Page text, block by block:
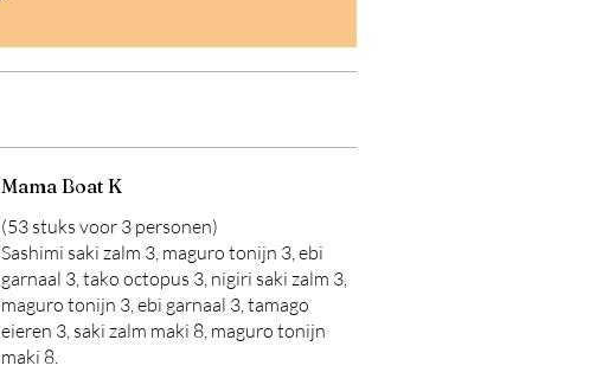
Mama Boat K
(53 stuks voor 3 personen)
Sashimi saki zalm 3, maguro tonijn 3, ebi
garnaal 3, tako octopus 3, nigiri saki zalm 3,
maguro tonijn 3, ebi garnaal 3, tamago
eieren 3, saki zalm maki 8, maguro tonijn
maki 8.